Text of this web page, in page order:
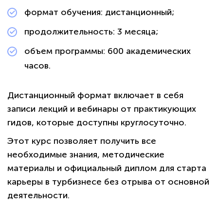
формат обучения: дистанционный;
продолжительность: 3 месяца;
объем программы: 600 академических
часов.
Дистанционный формат включает в себя
записи лекций и вебинары от практикующих
гидов, которые доступны круглосуточно.
Этот курс позволяет получить все
необходимые знания, методические
материалы и официальный диплом для старта
карьеры в турбизнесе без отрыва от основной
деятельности.